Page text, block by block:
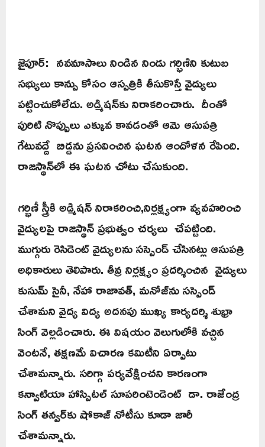
జైపూర్: నవమాసాలు నిండిన నిండు గర్భిణిని కుటుబ
సభ్యులు కాన్పు కోసం ఆస్పత్రికి తీసుకొస్తే వైద్యులు
పట్టించుకోలేదు. అడ్మిషన్‌కు నిరాకరించారు. దీంతో
పురిటి నొప్పులు ఎక్కువ కావడంతో ఆమె ఆసుపత్రి
గేటువద్దే బిడ్డను ప్రసవించిన ఘటన ఆందోళన రేపింది.
రాజస్థాన్‌లో ఈ ఘటన చోటు చేసుకుంది.
గర్భిణీ స్త్రీకి అడ్మిషన్ నిరాకరించి,నిర్లక్ష్యంగా వ్యవహరించి
వైద్యులపై రాజస్థాన్ ప్రభుత్వం చర్యలు చేపట్టింది.
ముగ్గురు రెసిడెంట్ వైద్యులను సస్పెండ్ చేసినట్లు ఆసుపత్రి
అధికారులు తెలిపారు. తీవ్ర నిర్లక్ష్యం ప్రదర్శించిన వైద్యులు
కుసుమ్ సైనీ, నేహా రాజావత్, మనోజ్‌ను సస్పెండ్
చేశామని వైద్య విద్య అదనపు ముఖ్య కార్యదర్శి శుభ్రా
సింగ్ వెల్లడించారు. ఈ విషయం వెలుగులోకి వచ్చిన
వెంటనే, తక్షణమే విచారణ కమిటీని ఏర్పాటు
చేశామన్నారు. సరిగ్గా పర్యవేక్షించని కారణంగా
కన్వాటియా హాస్పిటల్ సూపరింటెండెంట్ డా. రాజేంద్ర
సింగ్ తన్వర్‌కు షోకాజ్ నోటీసు కూడా జారీ
చేశామన్నారు.